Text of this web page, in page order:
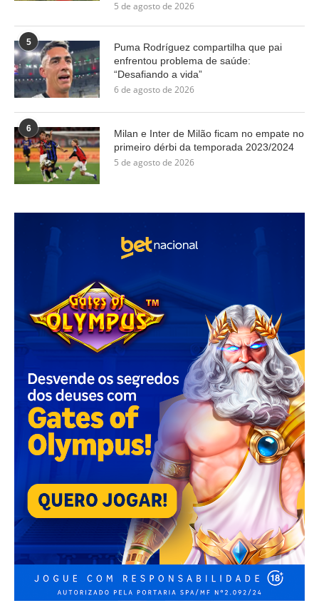
5 de agosto de 2026
5
Puma Rodríguez compartilha que pai
enfrentou problema de saúde:
“Desafiando a vida”
6 de agosto de 2026
6
Milan e Inter de Milão ficam no empate no
primeiro dérbi da temporada 2023/2024
5 de agosto de 2026